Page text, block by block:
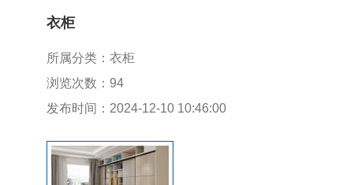
衣柜
所属分类： 衣柜
浏览次数： 94
发布时间： 2024-12-10 10:46:00